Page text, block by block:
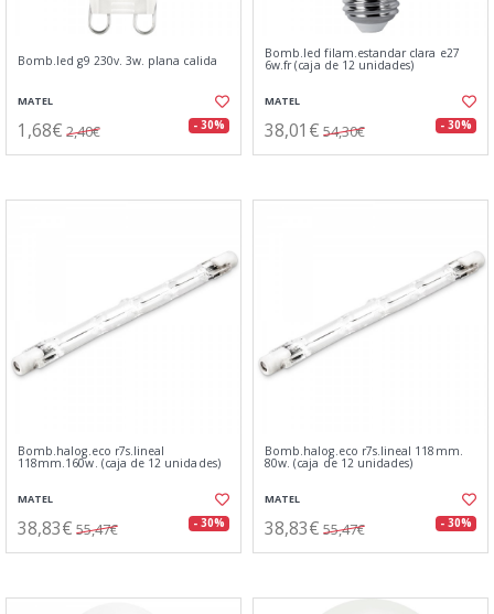
Bomb.led g9 230v. 3w. plana calida
MATEL
1,68€ 2,40€ - 30%
Bomb.led filam.estandar clara e27
6w.fr (caja de 12 unidades)
MATEL
38,01€ 54,30€ - 30%
Bomb.halog.eco r7s.lineal
118mm.160w. (caja de 12 unidades)
MATEL
38,83€ 55,47€ - 30%
Bomb.halog.eco r7s.lineal 118mm.
80w. (caja de 12 unidades)
MATEL
38,83€ 55,47€ - 30%